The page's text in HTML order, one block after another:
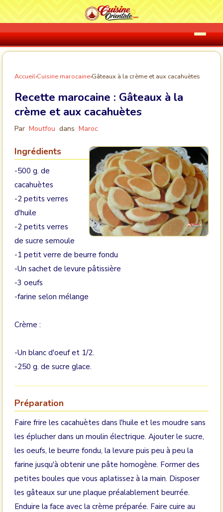
Accueil›Cuisine marocaine›Gâteaux à la crème et aux cacahuètes
Recette marocaine : Gâteaux à la
crème et aux cacahuètes
Par Moutfou dans Maroc
Ingrédients
-500 g. de
cacahuètes
-2 petits verres
d'huile
-2 petits verres
de sucre semoule
-1 petit verre de beurre fondu
-Un sachet de levure pâtissière
-3 oeufs
-farine selon mélange
Crème :
-Un blanc d'oeuf et 1/2.
-250 g. de sucre glace.
Préparation
Faire frire les cacahuètes dans l'huile et les moudre sans
les éplucher dans un moulin électrique. Ajouter le sucre,
les oeufs, le beurre fondu, la levure puis peu à peu la
farine jusqu'à obtenir une pâte homogène. Former des
petites boules que vous aplatissez à la main. Disposer
les gâteaux sur une plaque préalablement beurrée.
Enduire la face avec la crème préparée. Faire cuire au